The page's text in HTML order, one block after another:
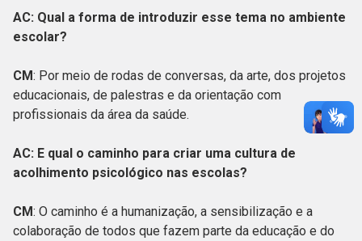
AC: Qual a forma de introduzir esse tema no ambiente
escolar?
CM: Por meio de rodas de conversas, da arte, dos projetos
educacionais, de palestras e da orientação com
profissionais da área da saúde.
AC: E qual o caminho para criar uma cultura de
acolhimento psicológico nas escolas?
CM: O caminho é a humanização, a sensibilização e a
colaboração de todos que fazem parte da educação e do